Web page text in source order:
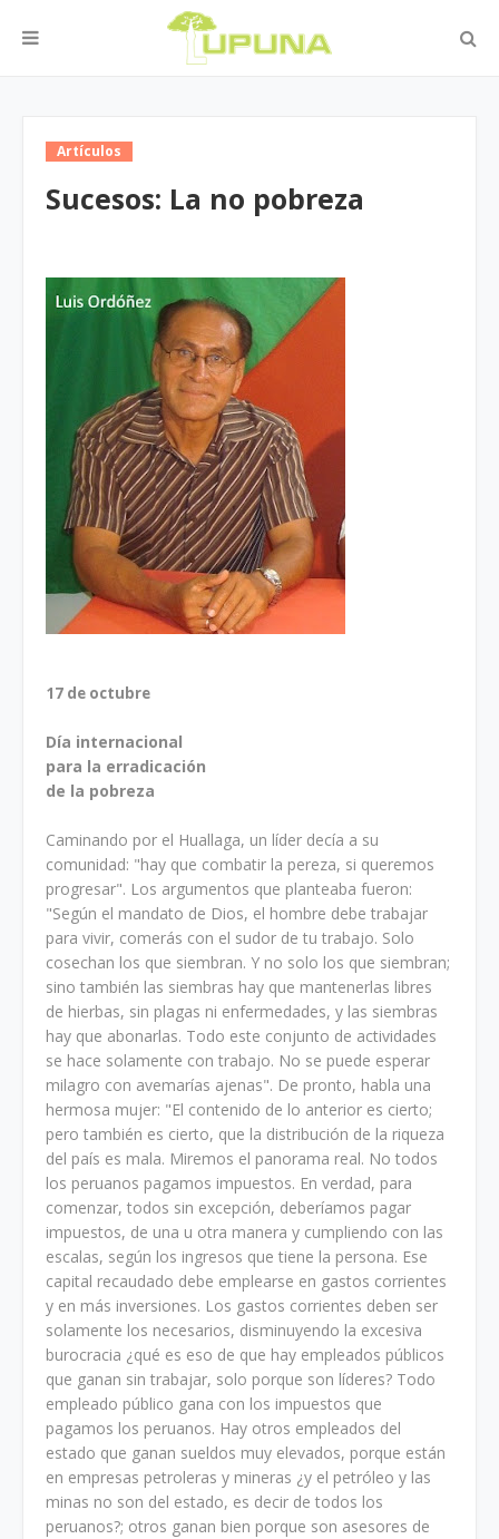
Artículos
Sucesos: La no pobreza
17 de octubre
Día internacional
para la erradicación
de la pobreza
Caminando por el Huallaga, un líder decía a su
comunidad: "hay que combatir la pereza, si queremos
progresar". Los argumentos que planteaba fueron:
"Según el mandato de Dios, el hombre debe trabajar
para vivir, comerás con el sudor de tu trabajo. Solo
cosechan los que siembran. Y no solo los que siembran;
sino también las siembras hay que mantenerlas libres
de hierbas, sin plagas ni enfermedades, y las siembras
hay que abonarlas. Todo este conjunto de actividades
se hace solamente con trabajo. No se puede esperar
milagro con avemarías ajenas". De pronto, habla una
hermosa mujer: "El contenido de lo anterior es cierto;
pero también es cierto, que la distribución de la riqueza
del país es mala. Miremos el panorama real. No todos
los peruanos pagamos impuestos. En verdad, para
comenzar, todos sin excepción, deberíamos pagar
impuestos, de una u otra manera y cumpliendo con las
escalas, según los ingresos que tiene la persona. Ese
capital recaudado debe emplearse en gastos corrientes
y en más inversiones. Los gastos corrientes deben ser
solamente los necesarios, disminuyendo la excesiva
burocracia ¿qué es eso de que hay empleados públicos
que ganan sin trabajar, solo porque son líderes? Todo
empleado público gana con los impuestos que
pagamos los peruanos. Hay otros empleados del
estado que ganan sueldos muy elevados, porque están
en empresas petroleras y mineras ¿y el petróleo y las
minas no son del estado, es decir de todos los
peruanos?; otros ganan bien porque son asesores de